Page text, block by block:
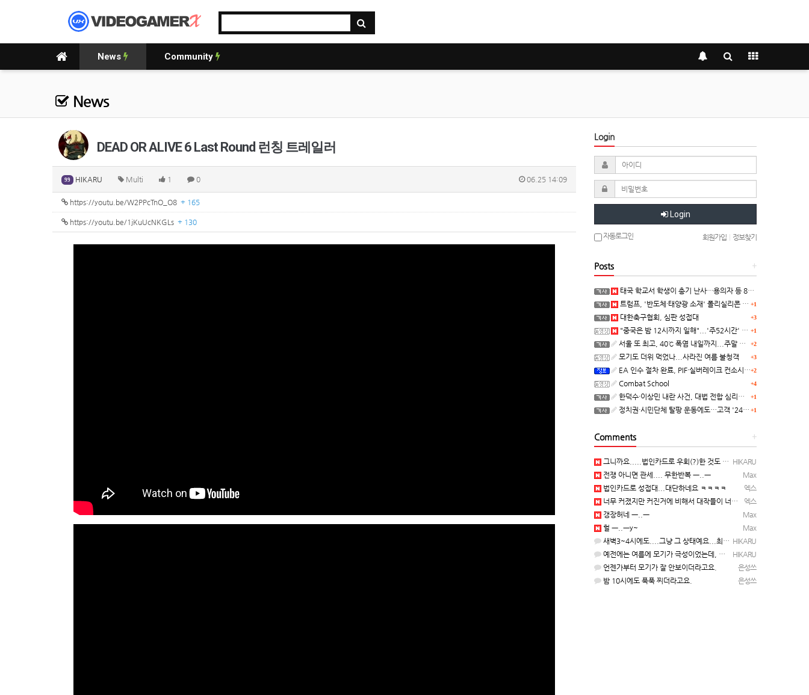
News Community
News
DEAD OR ALIVE 6 Last Round 런칭 트레일러
99 HIKARU Multi 1 0 06.25 14:09
https://youtu.be/W2PPcTnO_O8 + 165
https://youtu.be/1jKuUcNKGLs + 130
Login
Login
자동로그인 회원가입 정보찾기
+
Posts
태국 학교서 학생이 총기 난사…용의자 등 8명 숨져
+1
트럼프, '반도체·태양광 소재' 폴리실리콘 파생 제품에 15% 관세...한국 기업도 영향
+3
대한축구협회, 심판 성접대
+1
"중국은 밤 12시까지 일해"...'주52시간' 손볼까
+2
서울 또 최고, 40℃ 폭염 내일까지...주말 동쪽 비바람
+3
모기도 더위 먹었나...사라진 여름 불청객
+2
EA 인수 절차 완료, PIF·실버레이크 컨소시엄 산하 편입
+4
Combat School
+1
한덕수·이상민 내란 사건, 대법 전합 심리…"역사적 사법평가"(종합)
+1
정치권·시민단체 탈팡 운동에도…고객 '2470만명' 원상 회복, "고물가에 돌팡"
+
Comments
HIKARU
그니까요.....법인카드로 우회(?)한 것도 아니고, 대놓고...ㅋ ㅋ)
Max
전쟁 아니면 관세.... 무한반복 ㅡ..ㅡ
엑스
법인카드로 성접대...대단하네요 ㅋㅋㅋㅋ
엑스
너무 커졌지만 커진거에 비해서 대작들이 너무 줄었죠.........
Max
갱장허네 ㅡ..ㅡ
Max
헐 ㅡ..ㅡy~
HIKARU
새벽3~4시에도....그냥 그 상태예요...최근 1주일은....
HIKARU
예전에는 여름에 모기가 극성이었는데, 여름에는 안나오는 것 같은.....ㅎ ㅎ)
은성쓰
언젠가부터 모기가 잘 안보이더라고요.
은성쓰
밤 10시에도 푹푹 찌더라고요.